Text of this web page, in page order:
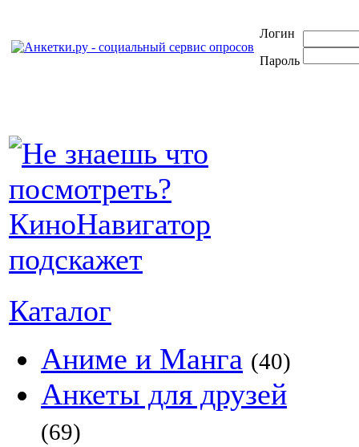
Логин
Пароль
Каталог
Аниме и Манга (40)
Анкеты для друзей
(69)